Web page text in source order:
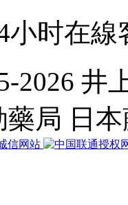
小时在
2026 井
藥局 日